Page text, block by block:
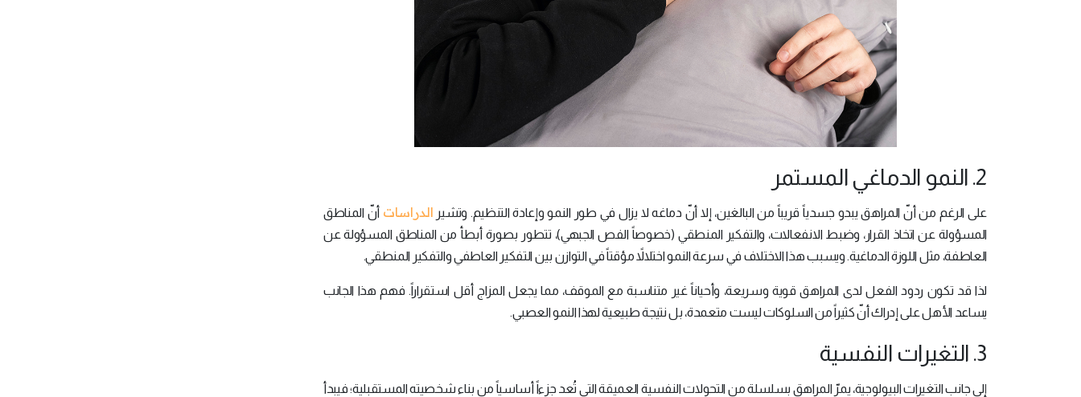
2. النمو الدماغي المستمر
على الرغم من أنّ المراهق يبدو جسدياً قريباً من البالغين، إلا أنّ دماغه لا يزال في طور النمو وإعادة التنظيم. وتشير الدراسات أنّ المناطق
المسؤولة عن اتخاذ القرار، وضبط الانفعالات، والتفكير المنطقي (خصوصاً الفص الجبهي)، تتطور بصورة أبطأ من المناطق المسؤولة عن
العاطفة، مثل اللوزة الدماغية. ويسبب هذا الاختلاف في سرعة النمو اختلالاً مؤقتاً في التوازن بين التفكير العاطفي والتفكير المنطقي.
لذا قد تكون ردود الفعل لدى المراهق قوية وسريعة، وأحياناً غير متناسبة مع الموقف، مما يجعل المزاج أقل استقراراً. فهم هذا الجانب
يساعد الأهل على إدراك أنّ كثيراً من السلوكات ليست متعمدة، بل نتيجة طبيعية لهذا النمو العصبي.
3. التغيرات النفسية
إلى جانب التغيرات البيولوجية، يمرّ المراهق بسلسلة من التحولات النفسية العميقة التي تُعد جزءاً أساسياً من بناء شخصيته المستقبلية؛ فيبدأ